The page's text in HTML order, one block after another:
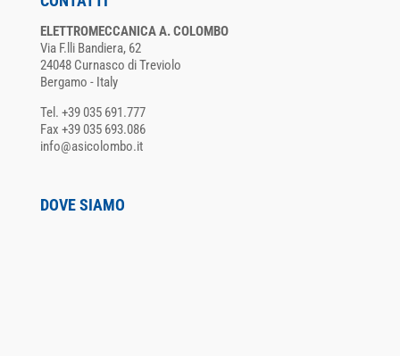
ELETTROMECCANICA A. COLOMBO
Via F.lli Bandiera, 62
24048 Curnasco di Treviolo
Bergamo - Italy
Tel. +39 035 691.777
Fax +39 035 693.086
info@asicolombo.it
DOVE SIAMO